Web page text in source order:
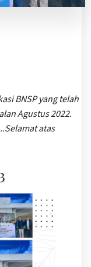
BNSP yang telah
Agustus 2022.
atas